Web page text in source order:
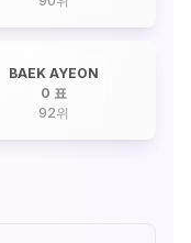
BAEK AYEON
0 표
92위